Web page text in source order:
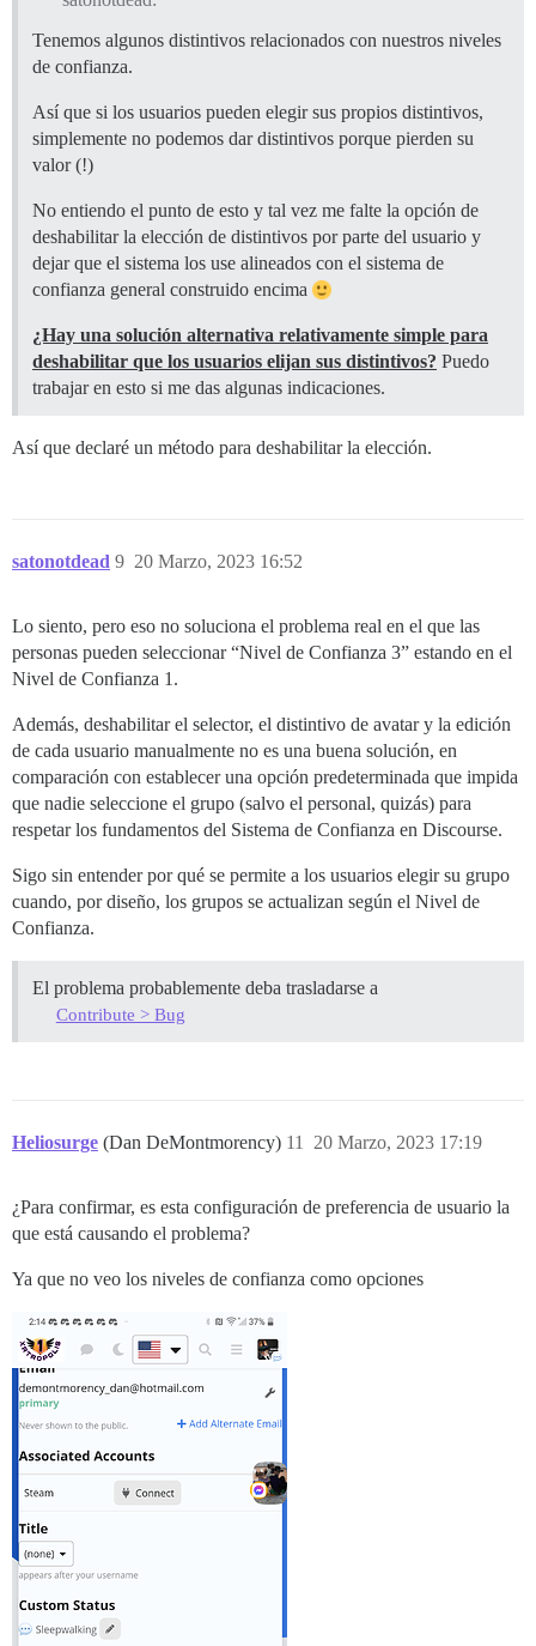
Tenemos algunos distintivos relacionados con nuestros niveles
de confianza.
Así que si los usuarios pueden elegir sus propios distintivos,
simplemente no podemos dar distintivos porque pierden su
valor (!)
No entiendo el punto de esto y tal vez me falte la opción de
deshabilitar la elección de distintivos por parte del usuario y
dejar que el sistema los use alineados con el sistema de
confianza general construido encima
¿Hay una solución alternativa relativamente simple para
deshabilitar que los usuarios elijan sus distintivos? Puedo
trabajar en esto si me das algunas indicaciones.
Así que declaré un método para deshabilitar la elección.
satonotdead 20 Marzo, 2023 16:52
9
Lo siento, pero eso no soluciona el problema real en el que las
personas pueden seleccionar “Nivel de Confianza 3” estando en el
Nivel de Confianza 1.
Además, deshabilitar el selector, el distintivo de avatar y la edición
de cada usuario manualmente no es una buena solución, en
comparación con establecer una opción predeterminada que impida
que nadie seleccione el grupo (salvo el personal, quizás) para
respetar los fundamentos del Sistema de Confianza en Discourse.
Sigo sin entender por qué se permite a los usuarios elegir su grupo
cuando, por diseño, los grupos se actualizan según el Nivel de
Confianza.
El problema probablemente deba trasladarse a
Contribute > Bug
Heliosurge (Dan DeMontmorency) 20 Marzo, 2023 17:19
11
¿Para confirmar, es esta configuración de preferencia de usuario la
que está causando el problema?
Ya que no veo los niveles de confianza como opciones